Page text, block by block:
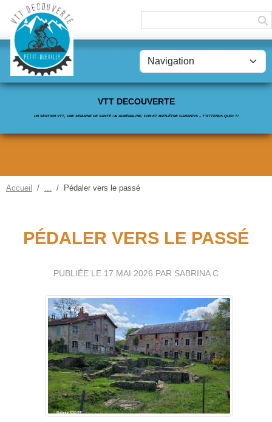
VTT DECOUVERTE
UN SENTIER VTT, UNE SEMAINE DE SANTÉ !🔥 ADRÉNALINE, FUN ET BIEN-ÊTRE GARANTIS – T’ATTENDS QUOI ?!
Accueil Pédaler vers le passé
PÉDALER VERS LE PASSÉ
PUBLIÉE LE 17 MAI 2026 PAR SABRINA C
Panneau de gestion des cookies